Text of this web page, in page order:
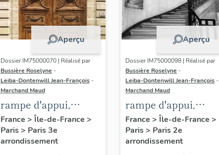
Aperçu
Dossier IM75000070 | Réalisé par
Bussière Roselyne -
Leiba-Dontenwill Jean-François -
Marchand Maud
rampe d'appui,
escalier de l' hôtel de
Sandreville (non
étudié)
France > Île-de-France >
Paris> Paris 3e
arrondissement
Aperçu
Dossier IM75000098 | Réalisé par
Bussière Roselyne -
Leiba-Dontenwill Jean-François -
Marchand Maud
rampe d'appui,
escalier de la maison
à porte cochère (non
étudié)
France > Île-de-France >
Paris> Paris 2e
arrondissement